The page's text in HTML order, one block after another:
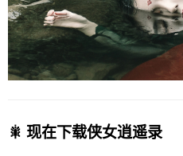
🎇 现在下载侠女逍遥录